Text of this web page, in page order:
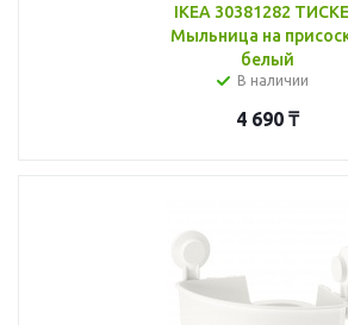
IKEA 30381282
Мыльница на
белый
В наличии
4 690 ₸